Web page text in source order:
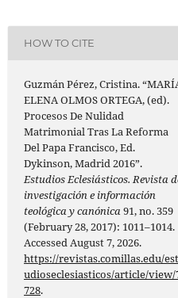
HOW TO CITE
Guzmán Pérez, Cristina.
ELENA OLMOS ORTEGA, (ed).
Procesos De Nulidad
Matrimonial Tras La Reforma
Del Papa Francisco, Ed.
Dykinson, Madrid 2016”.
Estudios Eclesiásticos. Revista
investigación e información
teológica y canónica91, no. 359
(February 28, 2017): 1011–1014.
Accessed August 7, 2026.
https://revistas.comillas.edu/est
udioseclesiasticos/article/view/
728.